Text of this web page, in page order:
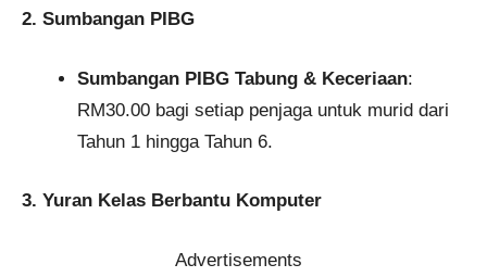
2. Sumbangan PIBG
Sumbangan PIBG Tabung & Keceriaan:
RM30.00 bagi setiap penjaga untuk murid dari
Tahun 1 hingga Tahun 6.
3. Yuran Kelas Berbantu Komputer
Advertisements